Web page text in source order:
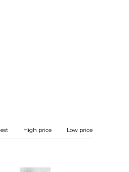
High price Low price